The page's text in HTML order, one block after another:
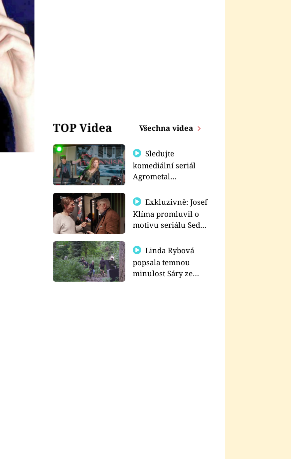
TOP Videa Všechna videa
Sledujte
komediální seriál
Agrometal
prima+
Exkluzivně: Josef
Klíma promluvil o
motivu seriálu Sedm
Linda Rybová
popsala temnou
minulost Sáry ze